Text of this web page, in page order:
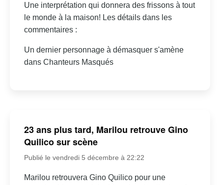
Une interprétation qui donnera des frissons à tout
le monde à la maison! Les détails dans les
commentaires :
Un dernier personnage à démasquer s'amène
dans Chanteurs Masqués
23 ans plus tard, Marilou retrouve Gino
Quilico sur scène
Publié le vendredi 5 décembre à 22:22
Marilou retrouvera Gino Quilico pour une